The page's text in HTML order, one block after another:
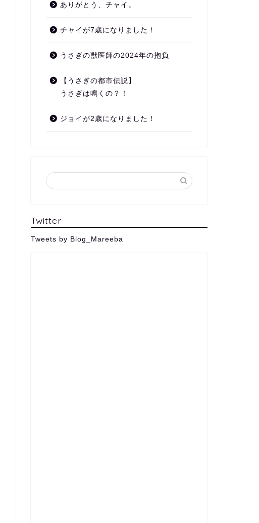
ありがとう、チャイ。
チャイが7歳になりました！
うさぎの獣医師の2024年の抱負
【うさぎの都市伝説】
うさぎは鳴くの？！
ジョイが2歳になりました！
Twitter
Tweets by Blog_Mareeba